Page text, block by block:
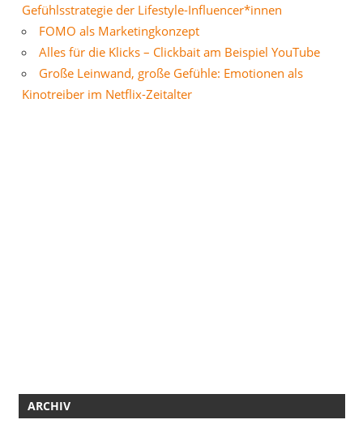
Gefühlsstrategie der Lifestyle-Influencer*innen
FOMO als Marketingkonzept
Alles für die Klicks – Clickbait am Beispiel YouTube
Große Leinwand, große Gefühle: Emotionen als
Kinotreiber im Netflix-Zeitalter
ARCHIV